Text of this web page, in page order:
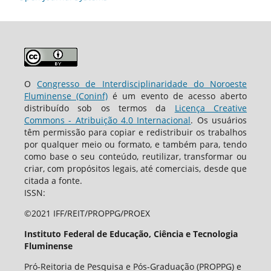
OCongresso de Interdisciplinaridade do Noroeste
Fluminense (Coninf) é um evento de acesso aberto
distribuído sob os termos da Licença Creative
Commons - Atribuição 4.0 Internacional. Os usuários
têm permissão para copiar e redistribuir os trabalhos
por qualquer meio ou formato, e também para, tendo
como base o seu conteúdo, reutilizar, transformar ou
criar, com propósitos legais, até comerciais, desde que
citada a fonte.
ISSN:
©2021 IFF/REIT/PROPPG/PROEX
Instituto Federal de Educação, Ciência e Tecnologia
Fluminense
Pró-Reitoria de Pesquisa e Pós-Graduação (PROPPG) e